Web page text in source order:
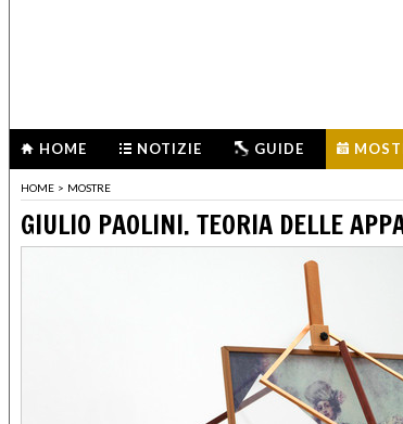
HOME NOTIZIE GUIDE
HOME > MOSTRE
GIULIO PAOLINI. TEORIA DELLE